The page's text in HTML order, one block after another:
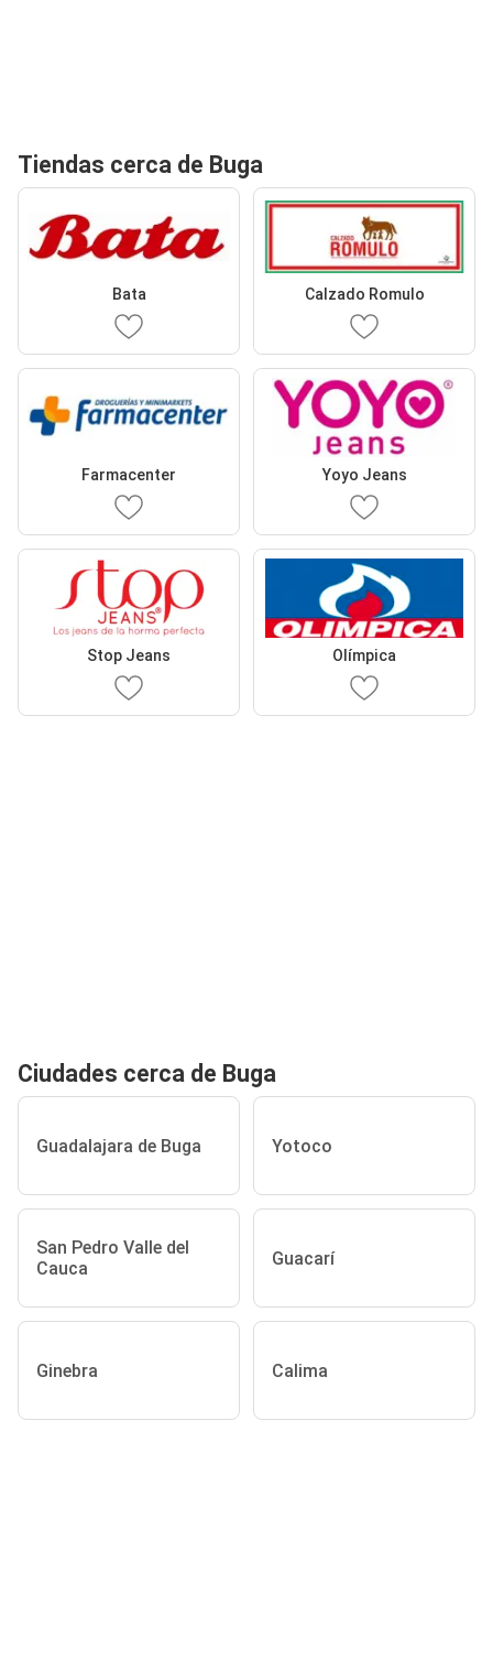
Tiendas cerca de Buga
Bata Calzado Romulo
Farmacenter Yoyo Jeans
Stop Jeans Olímpica
Ciudades cerca de Buga
Guadalajara de Buga Yotoco
San Pedro Valle del
Cauca
Guacarí
Ginebra Calima